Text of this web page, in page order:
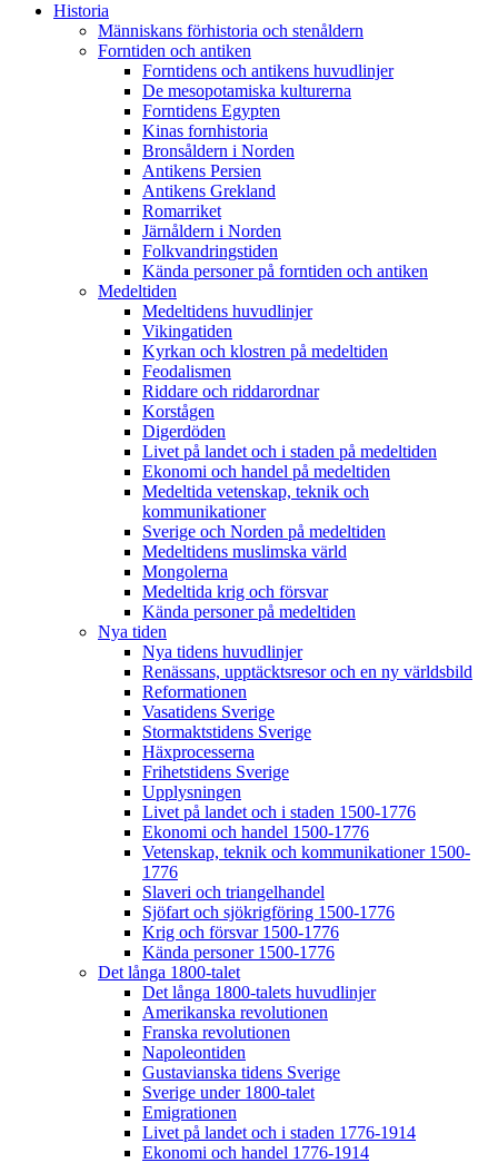
Historia
Människans förhistoria och stenåldern
Forntiden och antiken
Forntidens och antikens huvudlinjer
De mesopotamiska kulturerna
Forntidens Egypten
Kinas fornhistoria
Bronsåldern i Norden
Antikens Persien
Antikens Grekland
Romarriket
Järnåldern i Norden
Folkvandringstiden
Kända personer på forntiden och antiken
Medeltiden
Medeltidens huvudlinjer
Vikingatiden
Kyrkan och klostren på medeltiden
Feodalismen
Riddare och riddarordnar
Korstågen
Digerdöden
Livet på landet och i staden på medeltiden
Ekonomi och handel på medeltiden
Medeltida vetenskap, teknik och
kommunikationer
Sverige och Norden på medeltiden
Medeltidens muslimska värld
Mongolerna
Medeltida krig och försvar
Kända personer på medeltiden
Nya tiden
Nya tidens huvudlinjer
Renässans, upptäcktsresor och en ny världsbild
Reformationen
Vasatidens Sverige
Stormaktstidens Sverige
Häxprocesserna
Frihetstidens Sverige
Upplysningen
Livet på landet och i staden 1500-1776
Ekonomi och handel 1500-1776
Vetenskap, teknik och kommunikationer 1500-
1776
Slaveri och triangelhandel
Sjöfart och sjökrigföring 1500-1776
Krig och försvar 1500-1776
Kända personer 1500-1776
Det långa 1800-talet
Det långa 1800-talets huvudlinjer
Amerikanska revolutionen
Franska revolutionen
Napoleontiden
Gustavianska tidens Sverige
Sverige under 1800-talet
Emigrationen
Livet på landet och i staden 1776-1914
Ekonomi och handel 1776-1914